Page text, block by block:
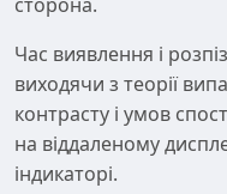
Час виявлення і
виходячи з теорії
контрасту і умов
на віддаленому
індикаторі.